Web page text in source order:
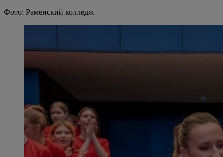
Фото: Раменский колледж